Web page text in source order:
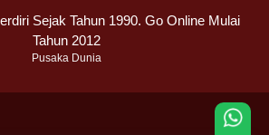
Sejak Tahun 1990. Go Online Mulai
Tahun 2012
Pusaka Dunia